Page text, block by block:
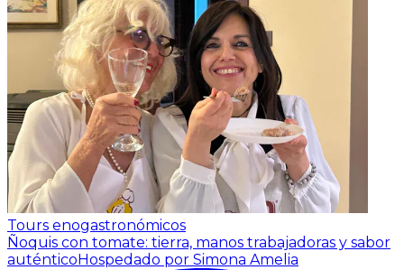
Tours enogastronómicos
Ñoquis con tomate: tierra, manos trabajadoras y sabor
auténticoHospedado por Simona Amelia